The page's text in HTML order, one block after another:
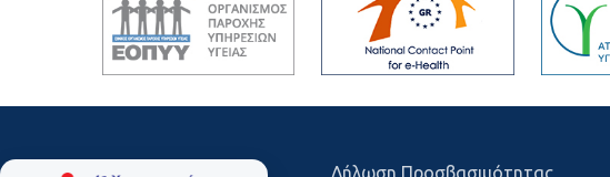
Δήλωση Προσβασιμότητας